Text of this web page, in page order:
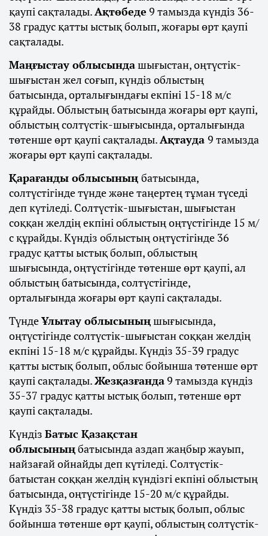
қаупі сақталады.Ақтөбеде 9 тамызда күндіз 36-
38 градус қатты ыстық болып, жоғары өрт қаупі
сақталады.
Маңғыстау облысындашығыстан, оңтүстік-
шығыстан жел соғып, күндіз облыстың
батысында, орталығындағы екпіні 15-18 м/с
құрайды. Облыстың батысында жоғары өрт қаупі,
облыстың солтүстік-шығысында, орталығында
төтенше өрт қаупі сақталады.Ақтауда 9 тамызда
жоғары өрт қаупі сақталады.
Қарағанды облысының батысында,
солтүстігінде түнде және таңертең тұман түседі
деп күтіледі. Солтүстік-шығыстан, шығыстан
соққан желдің екпіні облыстың оңтүстігінде 15 м/
с құрайды. Күндіз облыстың оңтүстігінде 36
градус қатты ыстық болып, облыстың
шығысында, оңтүстігінде төтенше өрт қаупі, ал
облыстың батысында, солтүстігінде,
орталығында жоғары өрт қаупі сақталады.
ТүндеҰлытау облысыныңшығысында,
оңтүстігінде солтүстік-шығыстан соққан желдің
екпіні 15-18 м/с құрайды. Күндіз 35-39 градус
қатты ыстық болып, облыс бойынша төтенше өрт
қаупі сақталады.Жезқазғанда9 тамызда күндіз
35-37 градус қатты ыстық болып, төтенше өрт
қаупі сақталады.
Күндіз Батыс Қазақстан
облысыныңбатысында аздап жаңбыр жауып,
найзағай ойнайды деп күтіледі. Солтүстік-
батыстан соққан желдің күндізгі екпіні облыстың
батысында, оңтүстігінде 15-20 м/с құрайды.
Күндіз 35-38 градус қатты ыстық болып, облыс
бойынша төтенше өрт қаупі, облыстың солтүстік-